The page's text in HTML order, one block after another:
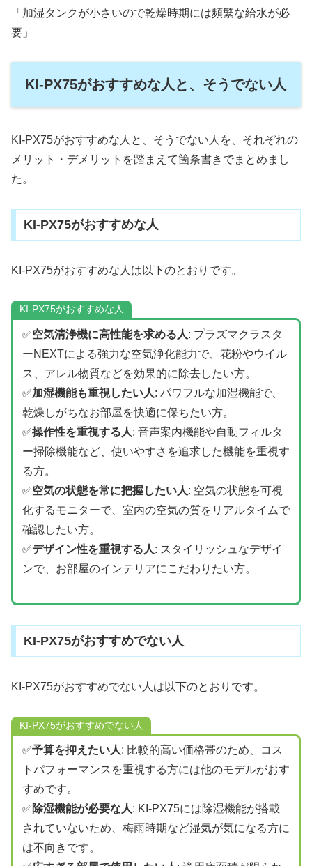
「加湿タンクが小さいので乾燥時期には頻繁な給水が必
要」
KI-PX75がおすすめな人と、そうでない人
KI-PX75がおすすめな人と、そうでない人を、それぞれの
メリット・デメリットを踏まえて箇条書きでまとめまし
た。
KI-PX75がおすすめな人
KI-PX75がおすすめな人は以下のとおりです。
KI-PX75がおすすめな人
✅空気清浄機に高性能を求める人: プラズマクラスタ
ーNEXTによる強力な空気浄化能力で、花粉やウイル
ス、アレル物質などを効果的に除去したい方。
✅加湿機能も重視したい人: パワフルな加湿機能で、
乾燥しがちなお部屋を快適に保ちたい方。
✅操作性を重視する人: 音声案内機能や自動フィルタ
ー掃除機能など、使いやすさを追求した機能を重視す
る方。
✅空気の状態を常に把握したい人: 空気の状態を可視
化するモニターで、室内の空気の質をリアルタイムで
確認したい方。
✅デザイン性を重視する人: スタイリッシュなデザイ
ンで、お部屋のインテリアにこだわりたい方。
KI-PX75がおすすめでない人
KI-PX75がおすすめでない人は以下のとおりです。
KI-PX75がおすすめでない人
✅予算を抑えたい人: 比較的高い価格帯のため、コス
トパフォーマンスを重視する方には他のモデルがおす
すめです。
✅除湿機能が必要な人: KI-PX75には除湿機能が搭載
されていないため、梅雨時期など湿気が気になる方に
は不向きです。